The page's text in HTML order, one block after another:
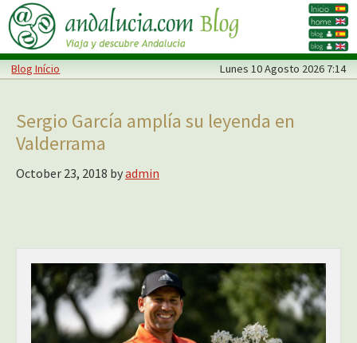
Skip
to
main
content
Skip
to
primary
sidebar
Blog Início Lunes 10 Agosto 2026 7:14
Sergio García amplía su leyenda en
Valderrama
October 23, 2018 byadmin